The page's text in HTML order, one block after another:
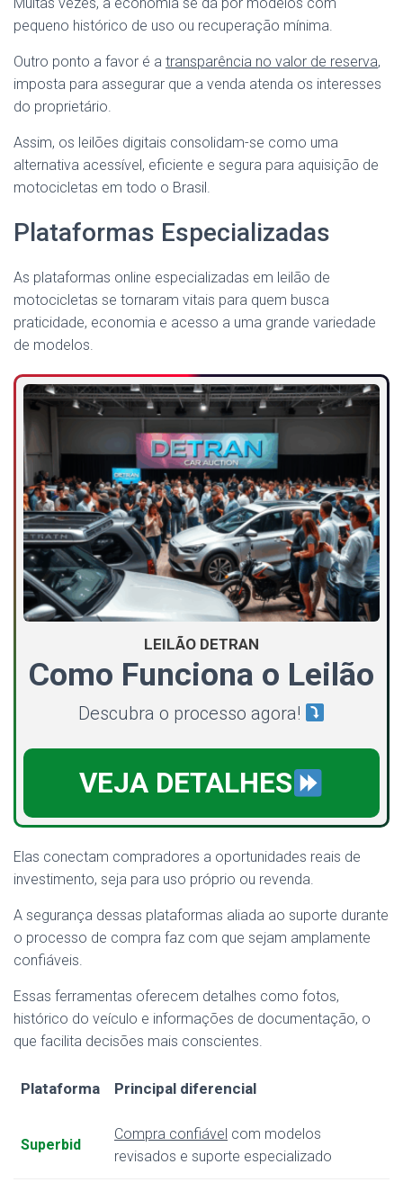
Muitas vezes, a economia se dá por modelos com
pequeno histórico de uso ou recuperação mínima.
Outro ponto a favor é a transparência no valor de reserva,
imposta para assegurar que a venda atenda os interesses
do proprietário.
Assim, os leilões digitais consolidam-se como uma
alternativa acessível, eficiente e segura para aquisição de
motocicletas em todo o Brasil.
Plataformas Especializadas
As plataformas online especializadas em leilão de
motocicletas se tornaram vitais para quem busca
praticidade, economia e acesso a uma grande variedade
de modelos.
LEILÃO DETRAN
Como Funciona o Leilão
Descubra o processo agora!
VEJA DETALHES
Elas conectam compradores a oportunidades reais de
investimento, seja para uso próprio ou revenda.
A segurança dessas plataformas aliada ao suporte durante
o processo de compra faz com que sejam amplamente
confiáveis.
Essas ferramentas oferecem detalhes como fotos,
histórico do veículo e informações de documentação, o
que facilita decisões mais conscientes.
Plataforma Principal diferencial
Superbid
Compra confiável com modelos
revisados e suporte especializado